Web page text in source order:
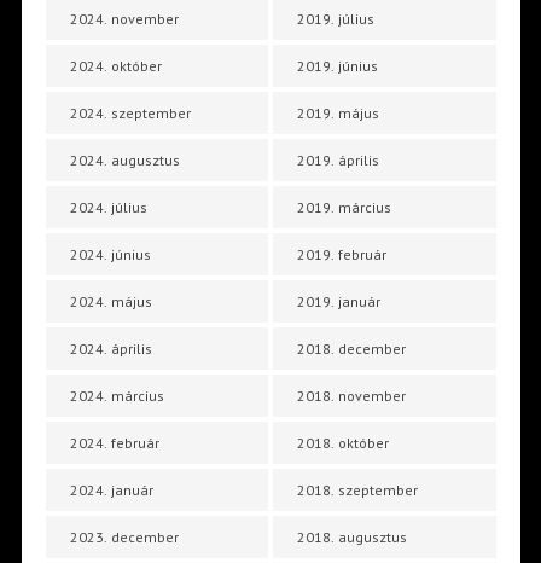
2024. november
2024. október
2024. szeptember
2024. augusztus
2024. július
2024. június
2024. május
2024. április
2024. március
2024. február
2024. január
2023. december
2019. július
2019. június
2019. május
2019. április
2019. március
2019. február
2019. január
2018. december
2018. november
2018. október
2018. szeptember
2018. augusztus